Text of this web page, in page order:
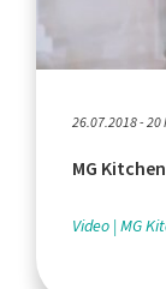
26.07.2018 - 20
MG
Video MG